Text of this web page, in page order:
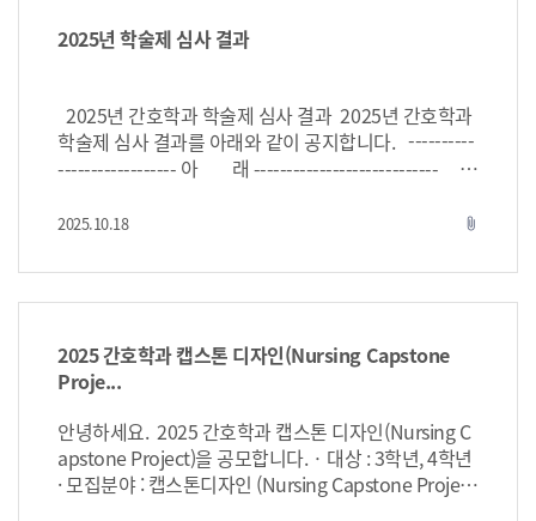
팀별로 회의비(30만원)와 재료비(10만원) 지원됨 · 그
(개별연락드립니다) · 혜택 : 교내외 여러 경진대회 참
여 기회(본교 캡스톤 경진대회, 전국 대학생 경진대회
등), 자기소개서 및 포트폴리오 포함 등 2. 지정과제 분
- 시뮬레이션 교육에 활용되는 임상자료, 교육용 소품,
예: 식도정맥류 출혈 kit, 갑상선 수술 후 출혈 kit
등의 교육용 소품, 패키지 디자인, 운영 매뉴얼 등 (2)
젝트 -시뮬레이션센터를 방문하는 고등학생, 학부모, 외
부 대학, 병원 관계자 등을 위한 견학 프로그램 고도화
렛 제작, QR 기반 디지털 콘텐츠, 포토존 및 안내 시스템
개발 등 · 선발 및 지원 : 과제제안서를 심사하여 각 1팀
씩 총 2팀 선발 /각 팀은 김정현 교수와 임상실무멘토 및
2025년 학술제 심사 결과
2025년 간호학과 학술제 심사 결과 2025년 간호학과
학술제 심사 결과를 아래와 같이 공지합니다. ----------
------------------ 아 래 ---------------------------- 위
가상의 상장은 학술제 이후 학과 사무실에서 받을 수 있
2025.10.18 attach_file
2025 간호학과 캡스톤 디자인(Nursing Capstone
Proje...
안녕하세요. 2025 간호학과 캡스톤 디자인(Nursing C
apstone Project)을 공모합니다. · 대상 : 3학년, 4학년
· 모집분야 : 캡스톤디자인 (Nursing Capstone Projec